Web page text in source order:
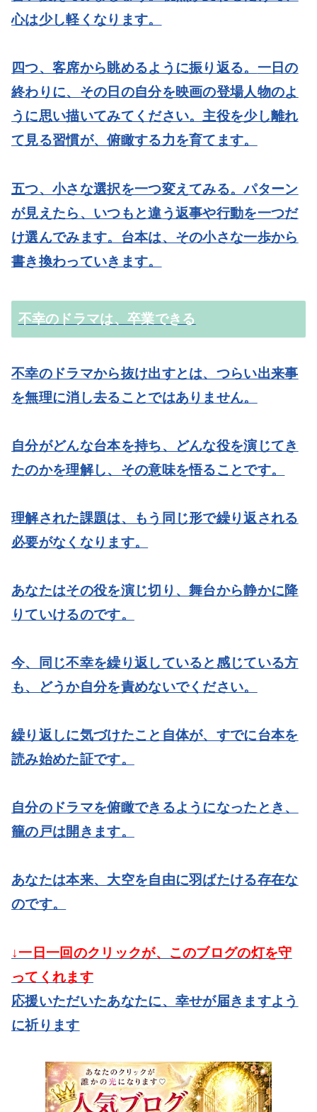
心は少し軽くなります。
四つ、客席から眺めるように振り返る。 一日の
終わりに、その日の自分を映画の登場人物のよ
うに思い描いてみてください。主役を少し離れ
て見る習慣が、俯瞰する力を育てます。
五つ、小さな選択を一つ変えてみる。パターン
が見えたら、いつもと違う返事や行動を一つだ
け選んでみます。台本は、その小さな一歩から
書き換わっていきます。
不幸のドラマは、卒業できる
不幸のドラマから抜け出すとは、つらい出来事
を無理に消し去ることではありません。
自分がどんな台本を持ち、どんな役を演じてき
たのかを理解し、その意味を悟ることです。
理解された課題は、もう同じ形で繰り返される
必要がなくなります。
あなたはその役を演じ切り、舞台から静かに降
りていけるのです。
今、同じ不幸を繰り返していると感じている方
も、どうか自分を責めないでください。
繰り返しに気づけたこと自体が、すでに台本を
読み始めた証です。
自分のドラマを俯瞰できるようになったとき、
籠の戸は開きます。
あなたは本来、大空を自由に羽ばたける存在な
のです。
↓一日一回のクリックが、このブログの灯を守
ってくれます
応援いただいたあなたに、幸せが届きますよう
に祈ります